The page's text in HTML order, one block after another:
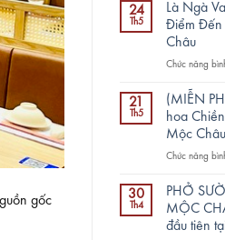
gốc
24
Th5
Là Ngà
Điểm Đến
Châu
Chức năng
21
Th5
(MIỄN
hoa
Mộc Châu
Chức năng
30
Th4
PHỞ
MỘC
đầu tiên